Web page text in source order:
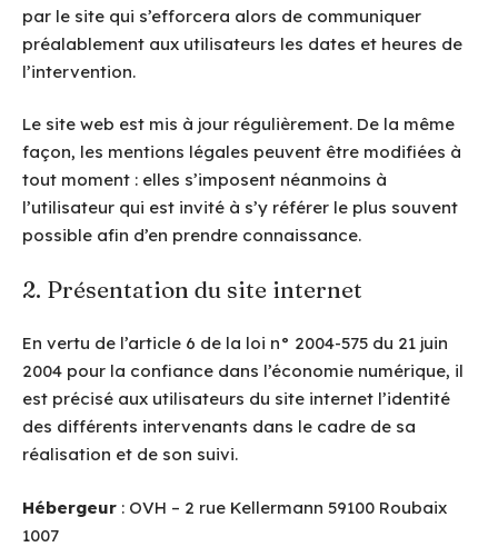
par le site qui s’efforcera alors de communiquer
préalablement aux utilisateurs les dates et heures de
l’intervention.
Le site web est mis à jour régulièrement. De la même
façon, les mentions légales peuvent être modifiées à
tout moment : elles s’imposent néanmoins à
l’utilisateur qui est invité à s’y référer le plus souvent
possible afin d’en prendre connaissance.
2. Présentation du site internet
En vertu de l’article 6 de la loi n° 2004-575 du 21 juin
2004 pour la confiance dans l’économie numérique, il
est précisé aux utilisateurs du site internet l’identité
des différents intervenants dans le cadre de sa
réalisation et de son suivi.
Hébergeur : OVH – 2 rue Kellermann 59100 Roubaix
1007